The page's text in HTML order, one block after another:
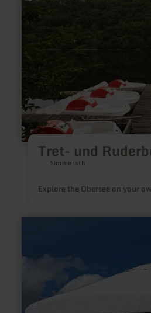
Tret- und
Simmerath
Explore the Obersee on your
Ruderbootverleih
Eifel